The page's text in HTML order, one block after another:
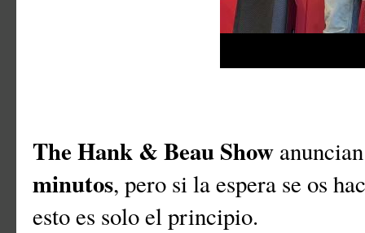
The Hank & Beau Show
minutos, pero si la espera se os
esto es solo el principio.